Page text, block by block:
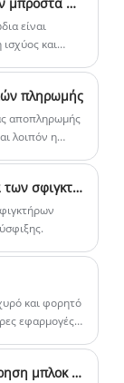
κατά της
σε
Διαθέσιμο
οκτώ ή
χαλύβδινου
και
στην
απόδοση.
είναι
και
πληρωμής
αποπληρωμής
τροχαλία,
μεγάλης
μπλοκ
και
από
Ποια είναι τα μοναδικά χαρακτηριστικά των σφιγκτήρων αγωγών ACCC σε σύγκριση με άλλα συστήματα σύσφιξης;
και φορητό
εφαρμογές
Υπάρχουν ειδικές οδηγίες για τη συντήρηση μπλοκ χορδών μεγάλης διαμέτρου 508 mm;